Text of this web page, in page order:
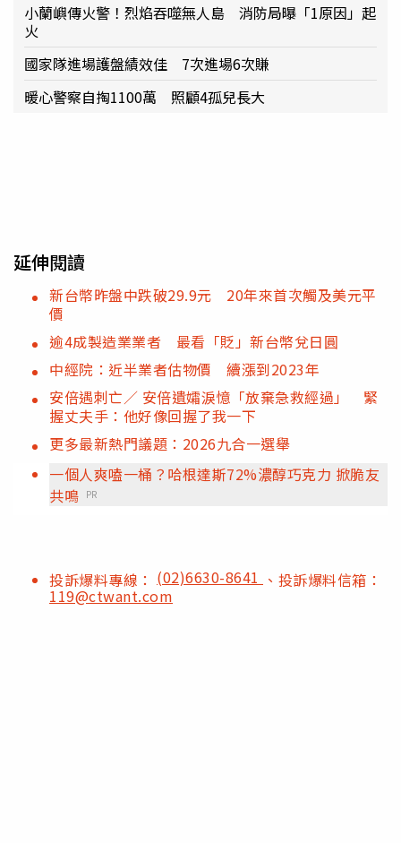
小蘭嶼傳火警！烈焰吞噬無人島 消防局曝「1原因」起
火
國家隊進場護盤績效佳 7次進場6次賺
暖心警察自掏1100萬 照顧4孤兒長大
延伸閱讀
新台幣昨盤中跌破29.9元 20年來首次觸及美元平
價
逾4成製造業業者 最看「貶」新台幣兌日圓
中經院：近半業者估物價 續漲到2023年
安倍遇刺亡／ 安倍遺孀淚憶「放棄急救經過」 緊
握丈夫手：他好像回握了我一下
更多最新熱門議題：2026九合一選舉
一個人爽嗑一桶？哈根達斯72%濃醇巧克力 掀脆友
共鳴 PR
投訴爆料專線： (02)6630-8641 、投訴爆料信箱：
119@ctwant.com